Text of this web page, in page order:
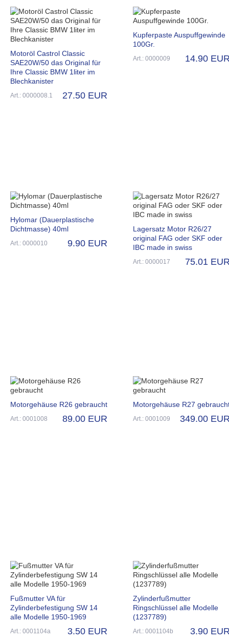
Motoröl Castrol Classic
SAE20W/50 das Original für
Ihre Classic BMW 1liter im
Blechkanister
Art.: 0000008.1 27.50 EUR
Kupferpaste Auspuffgewinde
100Gr.
Art.: 0000009 14.90
Hylomar (Dauerplastische
Dichtmasse) 40ml
Art.: 0000010 9.90 EUR
Lagersatz Motor R26/27
original FAG oder SKF oder
IBC made in swiss
Art.: 0000017 75.01
Motorgehäuse R26 gebraucht
Art.: 0001008 89.00 EUR
Motorgehäuse R27
Art.: 0001009 349.00
Fußmutter VA für
Zylinderbefestigung SW 14
alle Modelle 1950-1969
Art.: 0001104a 3.50 EUR
Zylinderfußmutter
Ringschlüssel alle Modelle
(1237789)
Art.: 0001104b 3.90